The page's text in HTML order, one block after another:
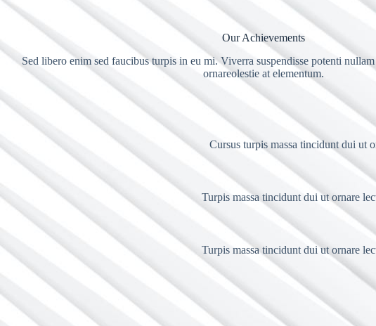
Our Achievements
Sed libero enim sed faucibus turpis in eu mi. Viverra suspendisse potenti
ornareolestie at elementum.
Cursus turpis massa tincidunt dui ut
Turpis massa tincidunt dui ut ornare
Turpis massa tincidunt dui ut ornare